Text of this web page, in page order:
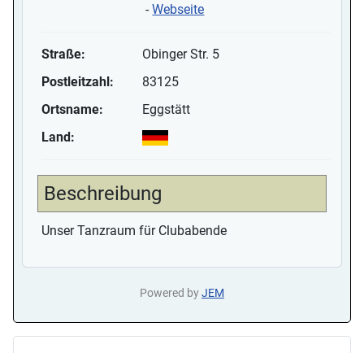
-Webseite
Straße:
Obinger Str. 5
Postleitzahl:
83125
Ortsname:
Eggstätt
Land:
Beschreibung
Unser Tanzraum für Clubabende
Powered byJEM